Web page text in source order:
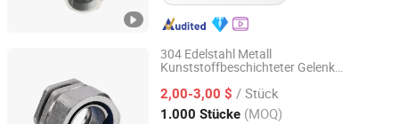
304 Edelstahl Metall
Kunststoffbeschichteter Gelenk
Verbinder Großhandel
2,00-3,00 $ / Stück
1.000 Stücke (MOQ)
Ningbo Yongbiao Fastener Co., Ltd
Zhejiang, China Seit 2024